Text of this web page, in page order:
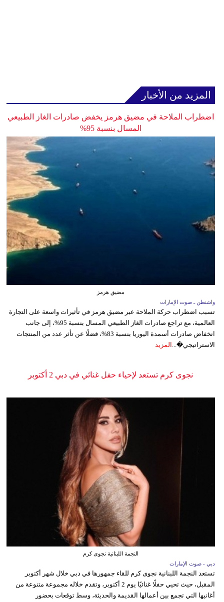
المزيد من الأخبار
اضطراب الملاحة في مضيق هرمز يخفض صادرات الغاز الطبيعي
المسال بنسبة 95%
مضيق هرمز
واشنطن ـ صوت الإمارات
تسبب اضطراب حركة الملاحة عبر مضيق هرمز في تأثيرات واسعة على التجارة
العالمية، مع تراجع صادرات الغاز الطبيعي المسال بنسبة 95%، إلى جانب
انخفاض صادرات أسمدة اليوريا بنسبة 83%، فضلًا عن تأثر عدد من المنتجات
الاستراتيجي�... المزيد
نجوى كرم تستعد لإحياء حفل غنائي في دبي 2 أكتوبر
النجمة اللبنانية نجوى كرم
دبي - صوت الإمارات
تستعد النجمة اللبنانية نجوى كرم للقاء جمهورها في دبي خلال شهر أكتوبر
المقبل، حيث تحيي حفلًا غنائيًا يوم 2 أكتوبر، وتقدم خلاله مجموعة متنوعة من
أغانيها التي تجمع بين أعمالها القديمة والحديثة، وسط توقعات بحضور